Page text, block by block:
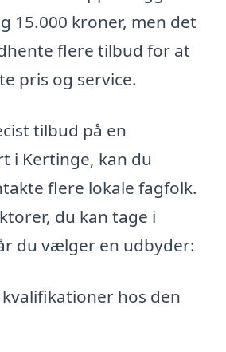
15.000 kroner, men det
flere tilbud for at
pris og service.
tilbud på en
i Kertinge, kan du
flere lokale fagfolk.
du kan tage i
du vælger en udbyder:
hos den